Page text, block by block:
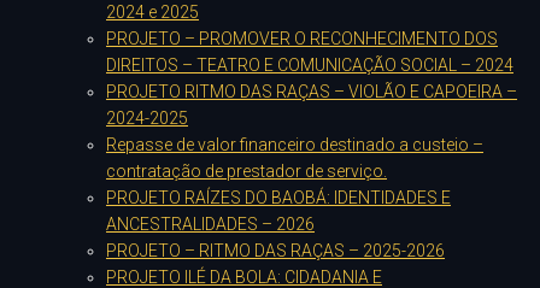
2024 e 2025
PROJETO – PROMOVER O RECONHECIMENTO DOS
DIREITOS – TEATRO E COMUNICAÇÃO SOCIAL – 2024
PROJETO RITMO DAS RAÇAS – VIOLÃO E CAPOEIRA –
2024-2025
Repasse de valor financeiro destinado a custeio –
contratação de prestador de serviço.
PROJETO RAÍZES DO BAOBÁ: IDENTIDADES E
ANCESTRALIDADES – 2026
PROJETO – RITMO DAS RAÇAS – 2025-2026
PROJETO ILÉ DA BOLA: CIDADANIA E